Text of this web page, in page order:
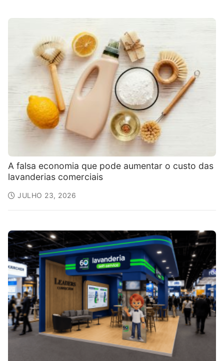
A falsa economia que pode aumentar o custo das
lavanderias comerciais
JULHO 23, 2026